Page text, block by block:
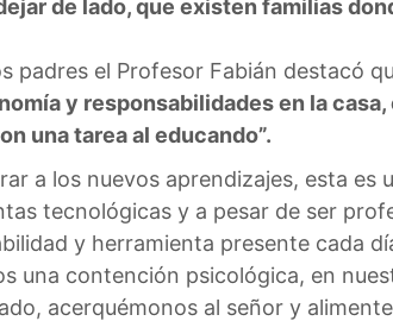
de lado, que existen familias
padres el Profesor Fabián destacó
y responsabilidades en la
una tarea al educando”.
a los nuevos aprendizajes, esta
tecnológicas y a pesar de ser
y herramienta presente cada
una contención psicológica, en
acerquémonos al señor y